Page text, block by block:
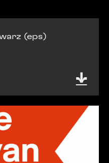
(eps)